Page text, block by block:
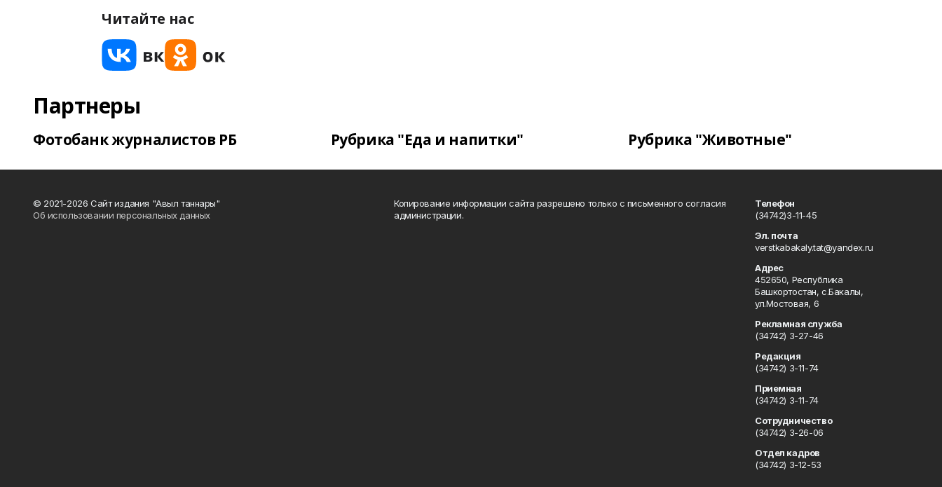
Читайте нас
Партнеры
Фотобанк журналистов РБ Рубрика "Еда и напитки" Рубрика "Животные"
© 2021-2026 Сайт издания "Авыл таннары"
Об использовании персональных данных
Копирование информации сайта разрешено только с письменного согласия
администрации.
Телефон
(34742)3-11-45
Эл. почта
verstkabakaly.tat@yandex.ru
Адрес
452650, Республика
Башкортостан, с.Бакалы,
ул.Мостовая, 6
Рекламная служба
(34742) 3-27-46
Редакция
(34742) 3-11-74
Приемная
(34742) 3-11-74
Сотрудничество
(34742) 3-26-06
Отдел кадров
(34742) 3-12-53